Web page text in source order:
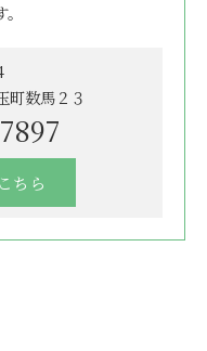
町数馬２３
ちら